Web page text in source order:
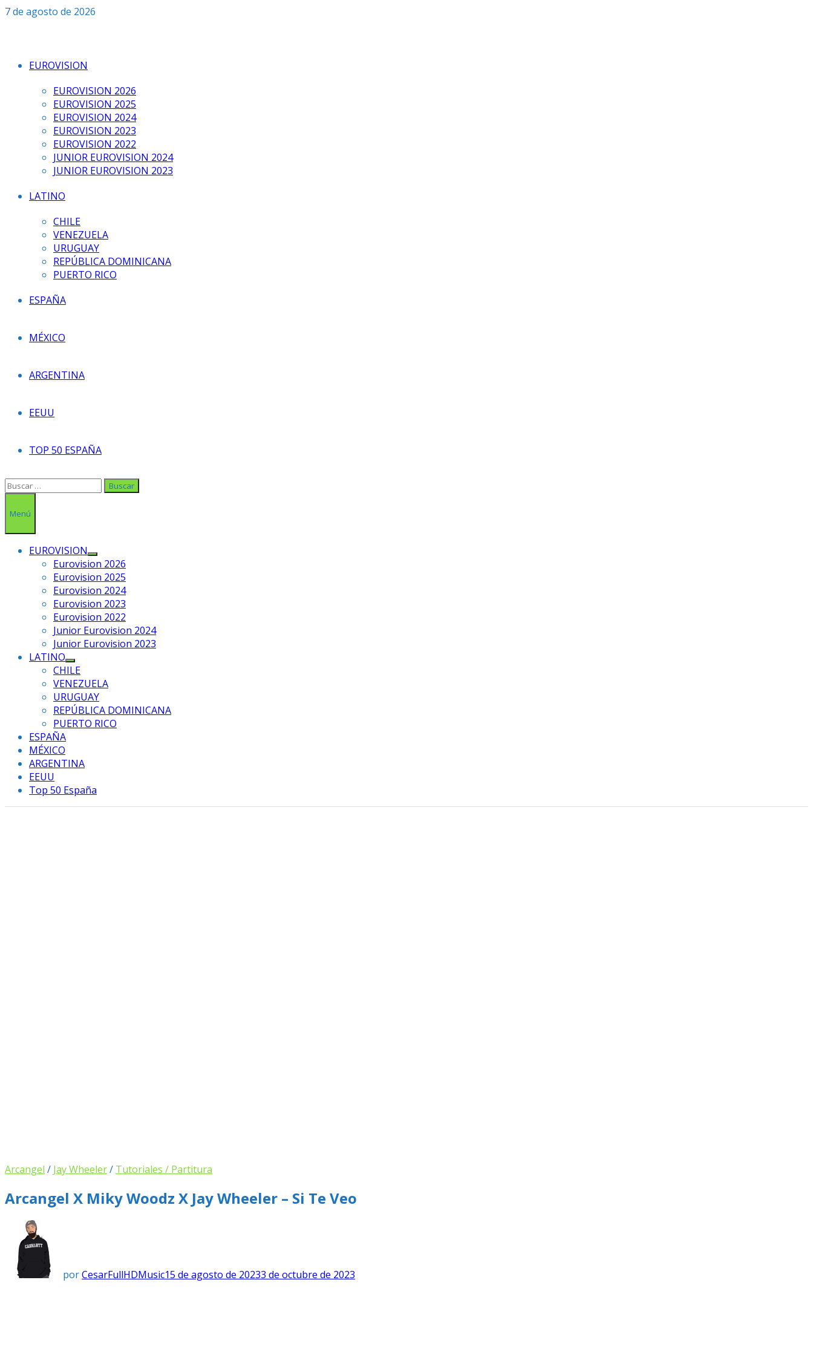
Saltar
7 de agosto de 2026
EUROVISION
EUROVISION 2026
EUROVISION 2025
EUROVISION 2024
EUROVISION 2023
EUROVISION 2022
JUNIOR EUROVISION 2024
JUNIOR EUROVISION 2023
LATINO
CHILE
VENEZUELA
URUGUAY
REPÚBLICA DOMINICANA
PUERTO RICO
ESPAÑA
MÉXICO
ARGENTINA
EEUU
TOP 50 ESPAÑA
Buscar:
Menú
EUROVISION
Mostrar
el
submenú
Eurovision 2026
Eurovision 2025
Eurovision 2024
Eurovision 2023
Eurovision 2022
Junior Eurovision 2024
Junior Eurovision 2023
LATINO
Mostrar
el
submenú
CHILE
VENEZUELA
URUGUAY
REPÚBLICA DOMINICANA
PUERTO RICO
ESPAÑA
MÉXICO
ARGENTINA
EEUU
Top 50 España
Arcangel / Jay Wheeler/ Tutoriales / Partitura
Arcangel X Miky Woodz X Jay Wheeler – Si Te Veo
porCesarFullHDMusic15 de agosto de 20233 de octubre de 2023